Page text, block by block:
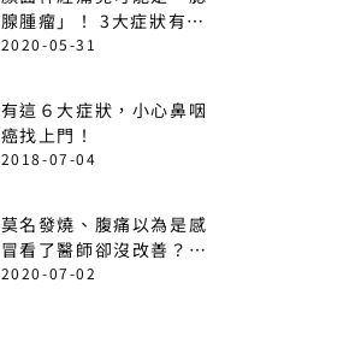
腺腫瘤」！ 3大症狀有癌
變可能
2020-05-31
有這６大症狀，小心鼻咽
癌找上門！
2018-07-04
莫名發燒、腹痛以為是感
冒看了醫師卻沒改善？出
現這6情形恐是急性白血
2020-07-02